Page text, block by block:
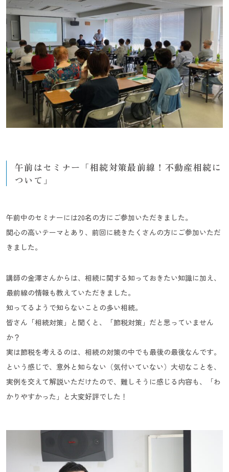
午前はセミナー「相続対策最前線！不動産相続に
ついて」
午前中のセミナーには20名の方にご参加いただきました。
関心の高いテーマとあり、 前回に続きたくさんの方にご参加いただ
きました。
講師の金澤さんからは、相続に関する知っておきたい知識に加え、
最前線の情報も教えていただきました。
知ってるようで知らないことの多い相続。
皆さん「相続対策」と聞くと、「節税対策」だと思っていません
か？
実は節税を考えるのは、相続の対策の中でも最後の最後なんです。
という感じで、意外と知らない（気付いていない）大切なことを、
実例を交えて解説いただけたので、難しそうに感じる内容も、「わ
かりやすかった」と大変好評でした！